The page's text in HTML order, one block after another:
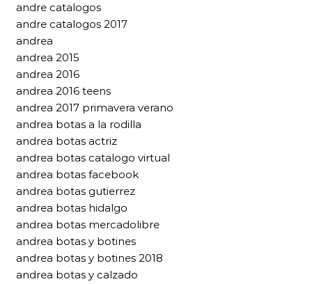
andre catalogos
andre catalogos 2017
andrea
andrea 2015
andrea 2016
andrea 2016 teens
andrea 2017 primavera verano
andrea botas a la rodilla
andrea botas actriz
andrea botas catalogo virtual
andrea botas facebook
andrea botas gutierrez
andrea botas hidalgo
andrea botas mercadolibre
andrea botas y botines
andrea botas y botines 2018
andrea botas y calzado